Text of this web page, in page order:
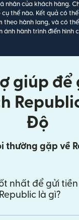
nhân của khách hàng.
thể nào. Kết quả có
theo hành lang, và có
ánh hành trình điển hình
giúp để
Độ
thường gặp về
nhất để gửi
là gì?